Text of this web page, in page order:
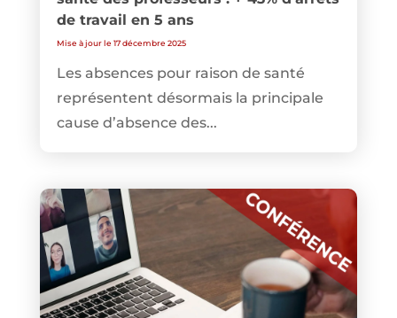
de travail en 5 ans
Mise à jour le 17 décembre 2025
Les absences pour raison de santé
représentent désormais la principale
cause d’absence des...